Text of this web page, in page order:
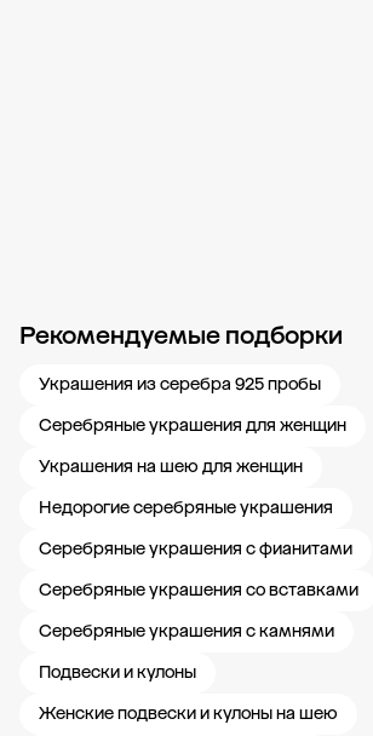
Рекомендуемые подборки
Украшения из серебра 925 пробы
Серебряные украшения для женщин
Украшения на шею для женщин
Недорогие серебряные украшения
Серебряные украшения с фианитами
Серебряные украшения со вставками
Серебряные украшения с камнями
Подвески и кулоны
Женские подвески и кулоны на шею
Новости компании Журнал ЗОЛОТОЙ Блог